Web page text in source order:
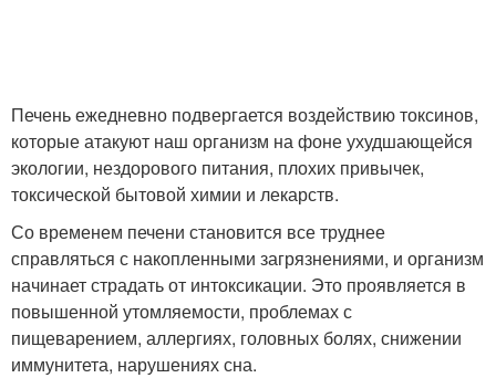
Печень ежедневно подвергается воздействию токсинов,
которые атакуют наш организм на фоне ухудшающейся
экологии, нездорового питания, плохих привычек,
токсической бытовой химии и лекарств.
Со временем печени становится все труднее
справляться с накопленными загрязнениями, и организм
начинает страдать от интоксикации. Это проявляется в
повышенной утомляемости, проблемах с
пищеварением, аллергиях, головных болях, снижении
иммунитета, нарушениях сна.